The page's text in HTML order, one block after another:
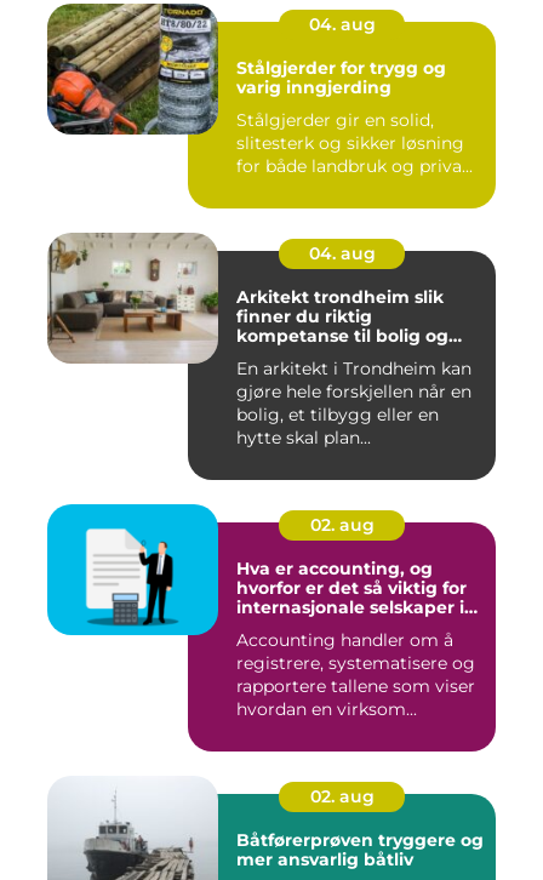
04. aug
Stålgjerder for trygg og
varig inngjerding
Stålgjerder gir en solid,
slitesterk og sikker løsning
for både landbruk og priva...
04. aug
Arkitekt trondheim slik
finner du riktig
kompetanse til bolig og
En arkitekt i Trondheim kan
gjøre hele forskjellen når en
bolig, et tilbygg eller en
hytte skal plan...
02. aug
Hva er accounting, og
hvorfor er det så viktig for
internasjonale selskaper i
Accounting handler om å
registrere, systematisere og
rapportere tallene som viser
hvordan en virksom...
02. aug
Båtførerprøven tryggere og
mer ansvarlig båtliv